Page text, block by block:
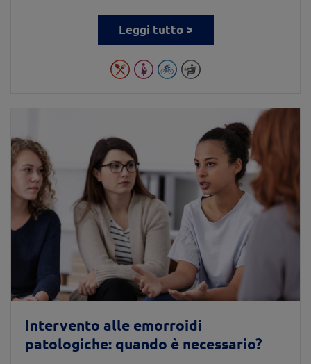
Leggi tutto >
Intervento alle emorroidi
patologiche: quando è necessario?